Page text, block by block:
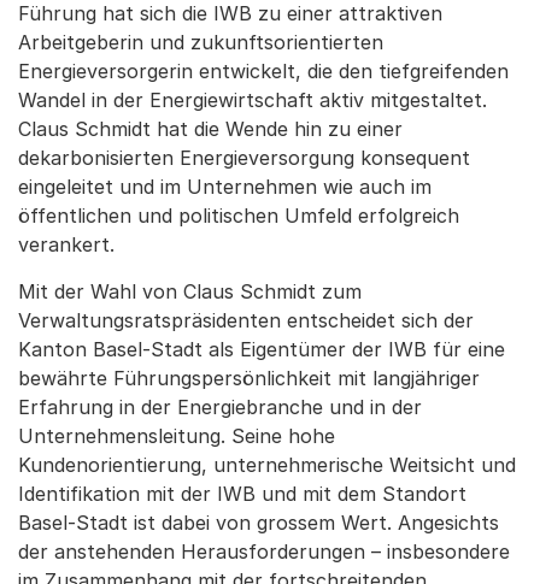
Führung hat sich die IWB zu einer attraktiven
Arbeitgeberin und zukunftsorientierten
Energieversorgerin entwickelt, die den tiefgreifenden
Wandel in der Energiewirtschaft aktiv mitgestaltet.
Claus Schmidt hat die Wende hin zu einer
dekarbonisierten Energieversorgung konsequent
eingeleitet und im Unternehmen wie auch im
öffentlichen und politischen Umfeld erfolgreich
verankert.
Mit der Wahl von Claus Schmidt zum
Verwaltungsratspräsidenten entscheidet sich der
Kanton Basel-Stadt als Eigentümer der IWB für eine
bewährte Führungspersönlichkeit mit langjähriger
Erfahrung in der Energiebranche und in der
Unternehmensleitung. Seine hohe
Kundenorientierung, unternehmerische Weitsicht und
Identifikation mit der IWB und mit dem Standort
Basel-Stadt ist dabei von grossem Wert. Angesichts
der anstehenden Herausforderungen – insbesondere